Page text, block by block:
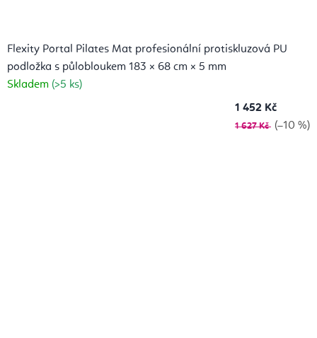
Flexity Portal Pilates Mat profesionální protiskluzová PU
podložka s půlobloukem 183 × 68 cm × 5 mm
Skladem (>5 ks)
1 452 Kč
1 627 Kč (–10 %)